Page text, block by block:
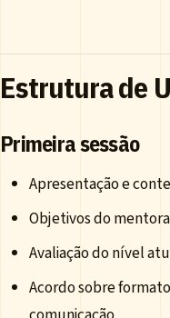
Estrutura de
Primeira sessão
Apresentação e
Objetivos do
Avaliação do nível
Acordo sobre